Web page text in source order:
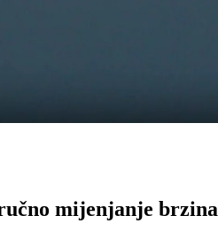
mijenjanje brzina